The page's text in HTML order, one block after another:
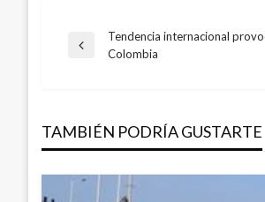
Navegación
entradas
Entrada
Tendencia internacional
Colombia
TAMBIÉN PODRÍA GUSTARTE